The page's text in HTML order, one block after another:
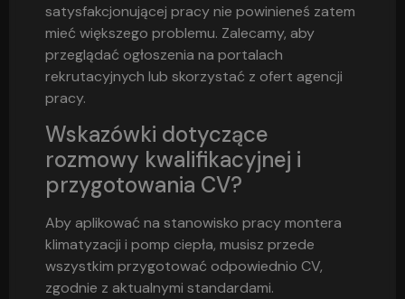
satysfakcjonującej pracy nie powinieneś zatem
mieć większego problemu. Zalecamy, aby
przeglądać ogłoszenia na portalach
rekrutacyjnych lub skorzystać z ofert agencji
pracy.
Wskazówki dotyczące
rozmowy kwalifikacyjnej i
przygotowania CV?
Aby aplikować na stanowisko pracy montera
klimatyzacji i pomp ciepła, musisz przede
wszystkim przygotować odpowiednio CV,
zgodnie z aktualnymi standardami.